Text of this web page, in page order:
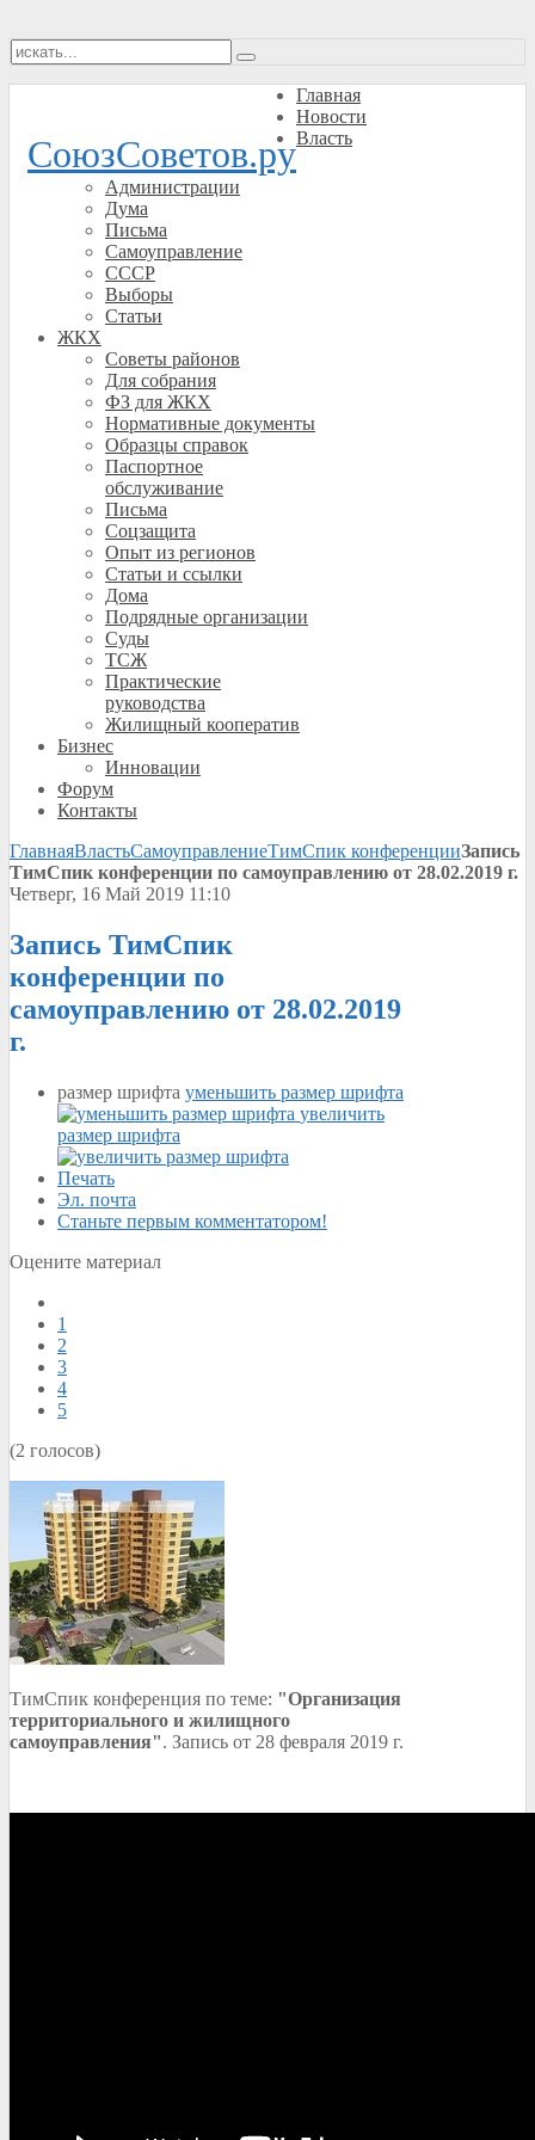
СоюзСоветов.ру
Главная
Новости
Власть
Администрации
Дума
Письма
Самоуправление
СССР
Выборы
Статьи
ЖКХ
Советы районов
Для собрания
ФЗ для ЖКХ
Нормативные документы
Образцы справок
Паспортное
обслуживание
Письма
Соцзащита
Опыт из регионов
Статьи и ссылки
Дома
Подрядные организации
Суды
ТСЖ
Практические
руководства
Жилищный кооператив
Бизнес
Инновации
Форум
Контакты
ГлавнаяВластьСамоуправлениеТимСпик конференцииЗапись
ТимСпик конференции по самоуправлению от 28.02.2019 г.
Четверг, 16 Май 2019 11:10
Запись ТимСпик
конференции по
самоуправлению от 28.02.2019
г.
размер шрифта уменьшить размер шрифта
увеличить
размер шрифта
Печать
Эл. почта
Станьте первым комментатором!
Оцените материал
1
2
3
4
5
(2 голосов)
ТимСпик конференция по теме: "Организация
территориального и жилищного
самоуправления". Запись от 28 февраля 2019 г.